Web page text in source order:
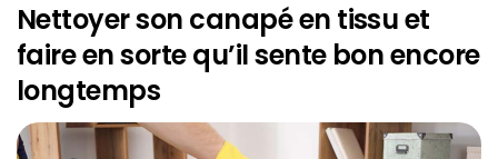
Nettoyer son canapé en tissu et
faire en sorte qu’il sente bon encore
longtemps